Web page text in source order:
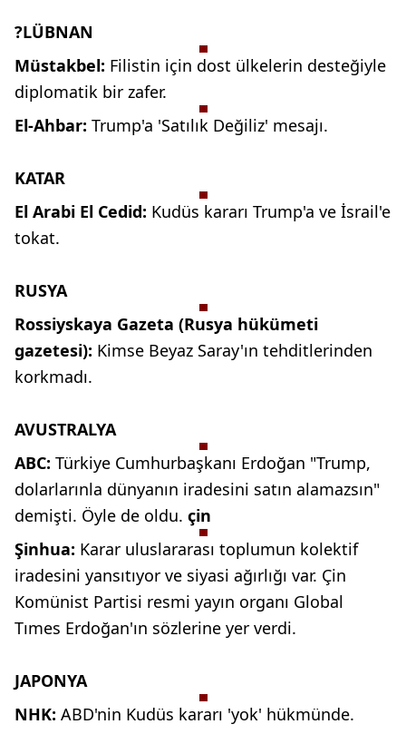
?LÜBNAN
Müstakbel: Filistin için dost ülkelerin desteğiyle
diplomatik bir zafer.
El-Ahbar: Trump'a 'Satılık Değiliz' mesajı.
KATAR
El Arabi El Cedid: Kudüs kararı Trump'a ve İsrail'e
tokat.
RUSYA
Rossiyskaya Gazeta (Rusya hükümeti
gazetesi): Kimse Beyaz Saray'ın tehditlerinden
korkmadı.
AVUSTRALYA
ABC: Türkiye Cumhurbaşkanı Erdoğan "Trump,
dolarlarınla dünyanın iradesini satın alamazsın"
demişti. Öyle de oldu. çin
Şinhua: Karar uluslararası toplumun kolektif
iradesini yansıtıyor ve siyasi ağırlığı var. Çin
Komünist Partisi resmi yayın organı Global
Tımes Erdoğan'ın sözlerine yer verdi.
JAPONYA
NHK: ABD'nin Kudüs kararı 'yok' hükmünde.